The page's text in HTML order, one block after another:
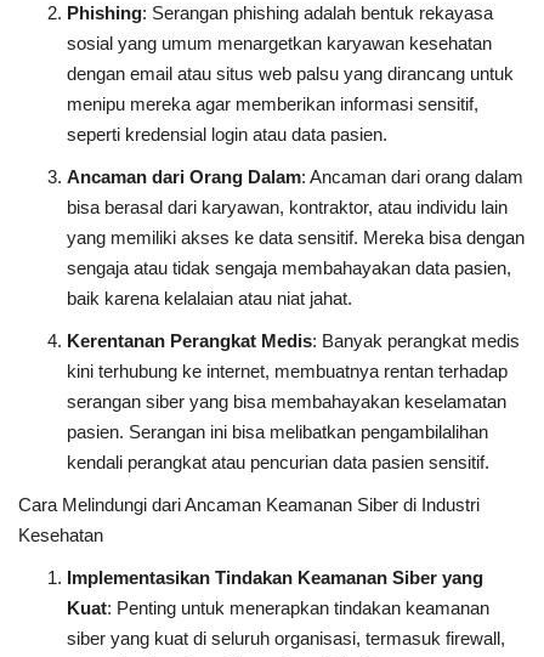
Phishing: Serangan phishing adalah bentuk rekayasa
sosial yang umum menargetkan karyawan kesehatan
dengan email atau situs web palsu yang dirancang untuk
menipu mereka agar memberikan informasi sensitif,
seperti kredensial login atau data pasien.
Ancaman dari Orang Dalam: Ancaman dari orang dalam
bisa berasal dari karyawan, kontraktor, atau individu lain
yang memiliki akses ke data sensitif. Mereka bisa dengan
sengaja atau tidak sengaja membahayakan data pasien,
baik karena kelalaian atau niat jahat.
Kerentanan Perangkat Medis: Banyak perangkat medis
kini terhubung ke internet, membuatnya rentan terhadap
serangan siber yang bisa membahayakan keselamatan
pasien. Serangan ini bisa melibatkan pengambilalihan
kendali perangkat atau pencurian data pasien sensitif.
Cara Melindungi dari Ancaman Keamanan Siber di Industri
Kesehatan
Implementasikan Tindakan Keamanan Siber yang
Kuat: Penting untuk menerapkan tindakan keamanan
siber yang kuat di seluruh organisasi, termasuk firewall,